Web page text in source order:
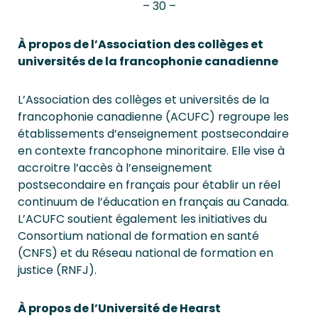
– 30 –
À propos de l’Association des collèges et
universités de la francophonie canadienne
L’Association des collèges et universités de la
francophonie canadienne (ACUFC) regroupe les
établissements d’enseignement postsecondaire
en contexte francophone minoritaire. Elle vise à
accroitre l’accès à l’enseignement
postsecondaire en français pour établir un réel
continuum de l’éducation en français au Canada.
L’ACUFC soutient également les initiatives du
Consortium national de formation en santé
(CNFS) et du Réseau national de formation en
justice (RNFJ).
À propos de l’Université de Hearst